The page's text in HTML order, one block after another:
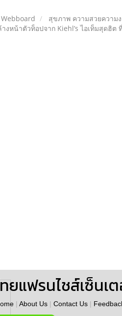
สุขภาพ ความสวยความ
งหน้าตัวท็อปจาก Kiehl’s ไอเท็มสุดฮิต
ยแฟรนไชส์เซ็นเ
| About Us | Contact Us |